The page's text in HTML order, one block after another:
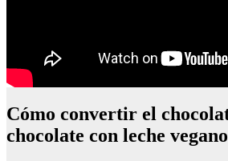
Cómo convertir el chocolate negro en
chocolate con leche vegano